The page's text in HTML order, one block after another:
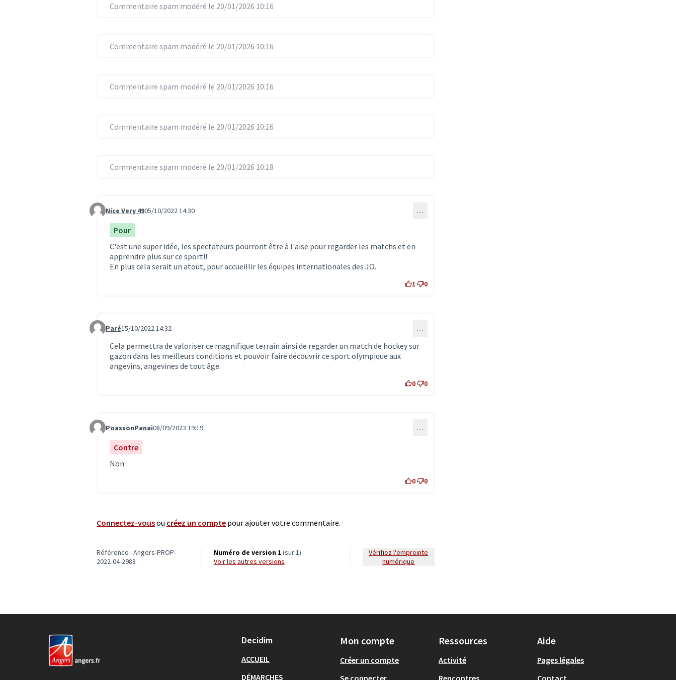
Commentaire spam modéré le 20/01/2026 10:16
Commentaire spam modéré le 20/01/2026 10:16
Commentaire spam modéré le 20/01/2026 10:16
Commentaire spam modéré le 20/01/2026 10:16
Commentaire spam modéré le 20/01/2026 10:18
Commentaire 5846
Nice Very 4905/10/2022 14:30 …
Pour
C'est une super idée, les spectateurs pourront être à l'aise pour regarder les matchs et en
apprendre plus sur ce sport!!
En plus cela serait un atout, pour accueillir les équipes internationales des JO.
1 0
Commentaire 5888
Paré15/10/2022 14:32 …
Cela permettra de valoriser ce magnifique terrain ainsi de regarder un match de hockey sur
gazon dans les meilleurs conditions et pouvoir faire découvrir ce sport olympique aux
angevins, angevines de tout âge.
0 0
Commentaire 6689
PoassonPanai08/09/2023 19:19 …
Contre
Non
0 0
Connectez-vousou créez un compte pour ajouter votre commentaire.
Référence : Angers-PROP-
2022-04-2988
Numéro de version 1(sur 1)
voir les autres versions
Vérifiez l'empreinte
numérique
Decidim
ACCUEIL
DÉMARCHES
Mon compte
Créer un compte
Se connecter
Ressources
Activité
Rencontres
Aide
Pages légales
Contact